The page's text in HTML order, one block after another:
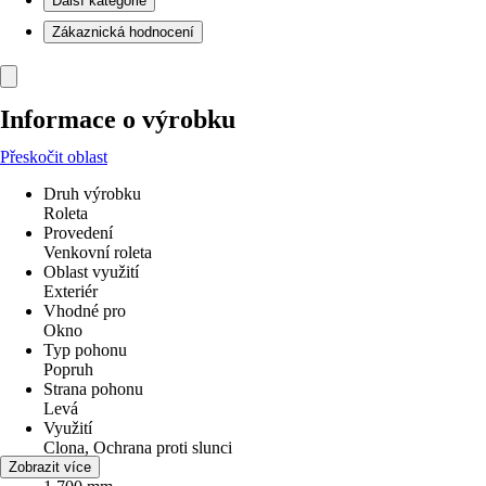
Zákaznická hodnocení
Informace o výrobku
Přeskočit oblast
Druh výrobku
Roleta
Provedení
Venkovní roleta
Oblast využití
Exteriér
Vhodné pro
Okno
Typ pohonu
Popruh
Strana pohonu
Levá
Využití
Clona, Ochrana proti slunci
Šířka
Zobrazit více